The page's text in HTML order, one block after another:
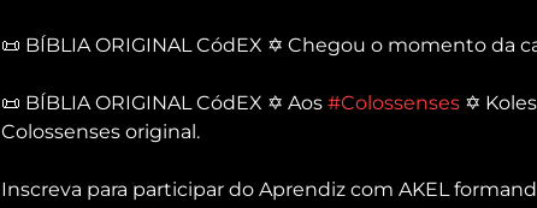
📜 BÍBLIA ORIGINAL CódEX ✡ Chegou o momento da
📜 BÍBLIA ORIGINAL CódEX ✡ Aos #Colossenses ✡
Colossenses original.
Inscreva para participar do Aprendiz com AKEL